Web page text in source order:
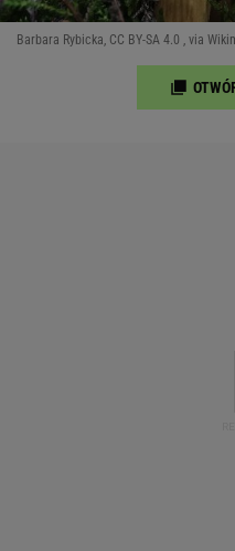
Barbara Rybicka, CC BY-SA 4.0 , via